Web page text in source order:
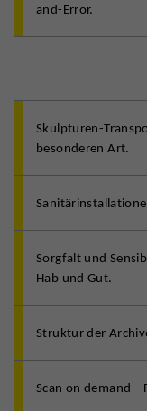
and-Error.
Skulpturen-
besonderen Art.
Sorgfalt und
Hab und Gut.
Struktur der
Scan on demand –